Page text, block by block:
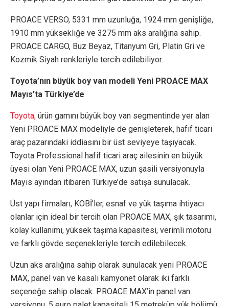
PROACE VERSO, 5331 mm uzunluğa, 1924 mm genişliğe,
1910 mm yüksekliğe ve 3275 mm aks aralığına sahip.
PROACE CARGO, Buz Beyaz, Titanyum Gri, Platin Gri ve
Kozmik Siyah renkleriyle tercih edilebiliyor.
Toyota’nın büyük boy van modeli Yeni PROACE MAX
Mayıs’ta Türkiye’de
Toyota, ürün gamını büyük boy van segmentinde yer alan
Yeni PROACE MAX modeliyle de genişleterek, hafif ticari
araç pazarındaki iddiasını bir üst seviyeye taşıyacak.
Toyota Professional hafif ticari araç ailesinin en büyük
üyesi olan Yeni PROACE MAX, uzun şasili versiyonuyla
Mayıs ayından itibaren Türkiye’de satışa sunulacak.
Üst yapı firmaları, KOBİ’ler, esnaf ve yük taşıma ihtiyacı
olanlar için ideal bir tercih olan PROACE MAX, şık tasarımı,
kolay kullanımı, yüksek taşıma kapasitesi, verimli motoru
ve farklı gövde seçenekleriyle tercih edilebilecek.
Uzun aks aralığına sahip olarak sunulacak yeni PROACE
MAX, panel van ve kasalı kamyonet olarak iki farklı
seçeneğe sahip olacak. PROACE MAX’in panel van